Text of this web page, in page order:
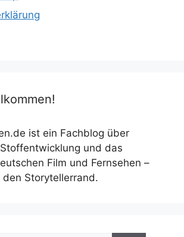
ist ein Fachblog über
und das
Film und Fernsehen –
Storytellerrand.